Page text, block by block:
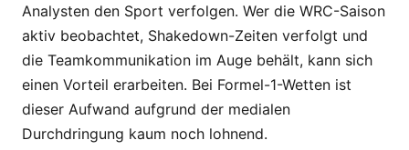
Analysten den Sport verfolgen. Wer die WRC-Saison
aktiv beobachtet, Shakedown-Zeiten verfolgt und
die Teamkommunikation im Auge behält, kann sich
einen Vorteil erarbeiten. Bei Formel-1-Wetten ist
dieser Aufwand aufgrund der medialen
Durchdringung kaum noch lohnend.